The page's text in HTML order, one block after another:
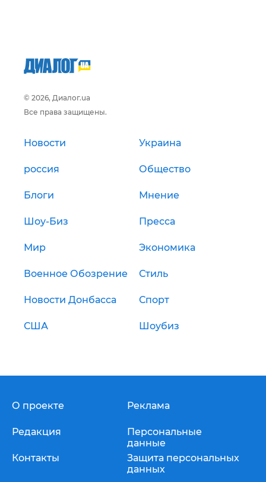
© 2026, Диалог.ua
Все права защищены.
Новости Украина
россия Общество
Блоги Мнение
Шоу-Биз Пресса
Мир Экономика
Военное Обозрение Стиль
Новости Донбасса Спорт
США Шоубиз
О проекте
Редакция
Контакты
Реклама
Персональные
данные
Защита персональных
данных